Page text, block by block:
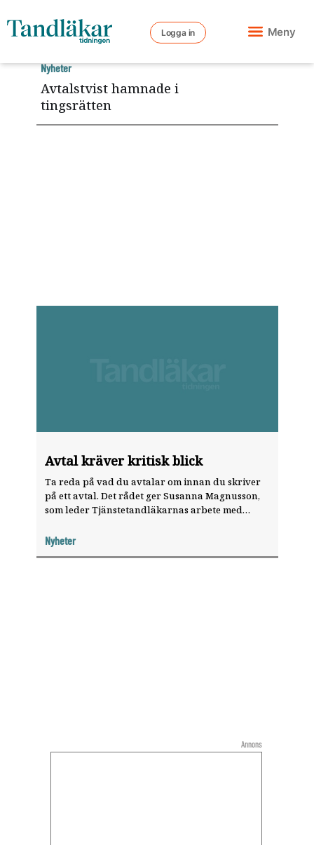
Logga in Meny
Avtal kräver kritisk blick
Ta reda på vad du avtalar om innan du skriver
på ett avtal. Det rådet ger Susanna Magnusson,
som leder Tjänstetandläkarnas arbete med
Nyheter
Avtalstvist hamnade i
tingsrätten
Nyheter
Annons